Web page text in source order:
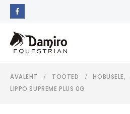
AVALEHT TOOTED HOBUSELE,
LIPPO SUPREME PLUS 0G